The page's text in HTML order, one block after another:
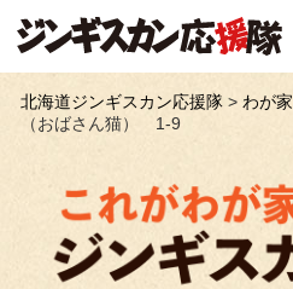
北海道ジンギスカン応援隊> わが家
（おばさん猫） 1-9